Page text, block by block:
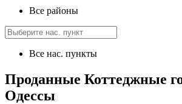
Все районы
Все нас. пункты
Проданные Коттеджные
Одессы